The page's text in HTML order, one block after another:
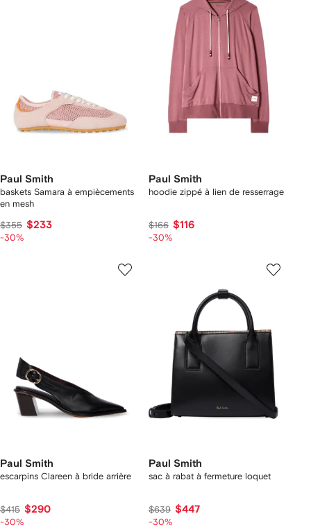
Paul Smith
baskets Samara à empiècements
en mesh
$355 $233
-30%
Paul Smith
hoodie zippé à lien de resserrage
$166 $116
-30%
Paul Smith
escarpins Clareen à bride arrière
$415 $290
-30%
Paul Smith
sac à rabat à fermeture loquet
$639 $447
-30%